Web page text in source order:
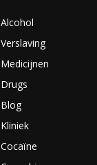
Alcohol
Verslaving
Medicijnen
Drugs
Blog
Kliniek
Cocaïne